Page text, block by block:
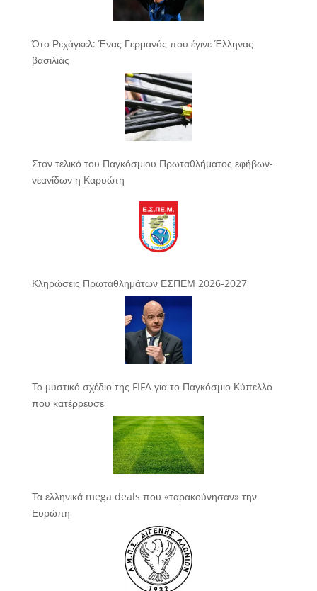
Ότο Ρεχάγκελ: Ένας Γερμανός που έγινε Έλληνας
βασιλιάς
Στον τελικό του Παγκόσμιου Πρωταθλήματος εφήβων-
νεανίδων η Καρυώτη
Κληρώσεις Πρωταθλημάτων ΕΣΠΕΜ 2026-2027
Το μυστικό σχέδιο της FIFA για το Παγκόσμιο Κύπελλο
που κατέρρευσε
Τα ελληνικά mega deals που «ταρακούνησαν» την
Ευρώπη